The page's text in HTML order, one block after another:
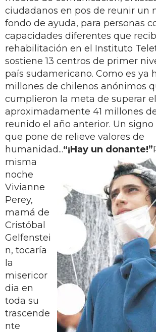
ciudadanos en pos de reunir un
fondo de ayuda, para personas
capacidades diferentes que
rehabilitación en el Instituto
sostiene 13 centros de primer
país sudamericano. Como es ya
millones de chilenos anónimos
cumplieron la meta de superar
aproximadamente 41 millones
reunido el año anterior. Un
que pone de relieve valores de
humanidad...“¡Hay un donante!”
misma
noche
Vivianne
Perey,
mamá de
Cristóbal
Gelfenstei
n, tocaría
la
misericor
dia en
toda su
trascende
nte